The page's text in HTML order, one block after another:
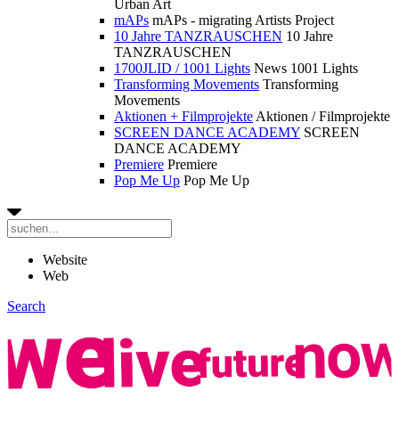
Urban Art
mAPs mAPs - migrating Artists Project
10 Jahre TANZRAUSCHEN 10 Jahre
TANZRAUSCHEN
1700JLID / 1001 Lights News 1001 Lights
Transforming Movements Transforming
Movements
Aktionen + Filmprojekte Aktionen / Filmprojekte
SCREEN DANCE ACADEMY SCREEN
DANCE ACADEMY
Premiere Premiere
Pop Me Up Pop Me Up
Website
Web
Search